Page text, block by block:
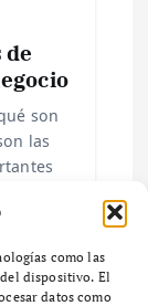
como las
dispositivo. El
datos como
de
son
las